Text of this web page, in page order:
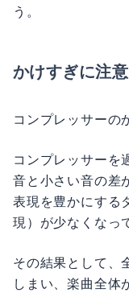
う。
かけすぎに注意
コンプレッサーの
コンプレッサーを
音と小さい音の差
表現を豊かにする
現）が少なくなっ
その結果として、
しまい、楽曲全体